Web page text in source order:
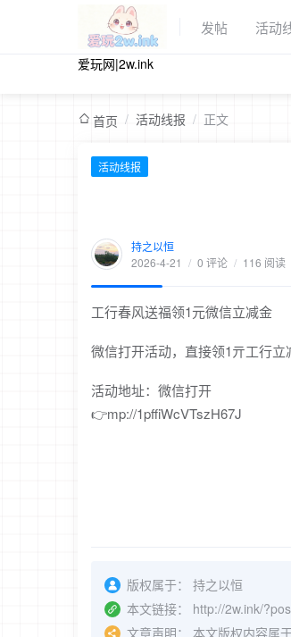
发帖 活动
爱玩网|2w.ink
首页 / 活动线报 / 正文
活动线报
持之以恒
2026-4-21 / 0 评论 / 116 阅读
工行春风送福领1元微信立减金
微信打开活动，直接领1亓工行
活动地址：微信打开
👉mp://1pffiWcVTszH67J
版权属于：
持之以恒
本文链接：
http://2w.ink/
文章声明：
本文版权内容属